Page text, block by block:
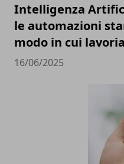
Intelligenza
le automazioni
modo in cui
16/06/2025